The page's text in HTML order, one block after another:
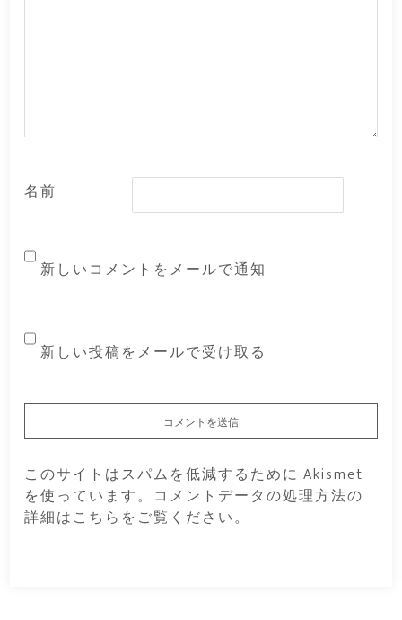
名前
新しいコメントをメールで通知
新しい投稿をメールで受け取る
このサイトはスパムを低減するために Akismet
を使っています。 コメントデータの処理方法の
詳細はこちらをご覧ください。